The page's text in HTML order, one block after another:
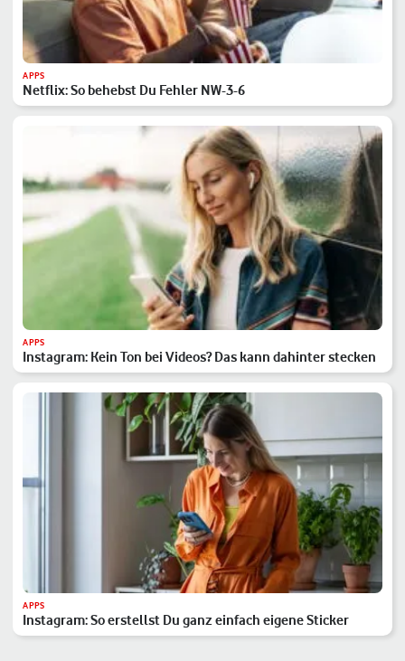
APPS
Netflix: So behebst Du Fehler NW-3-6
APPS
Instagram: Kein Ton bei Videos? Das kann dahinter stecken
APPS
Instagram: So erstellst Du ganz einfach eigene Sticker